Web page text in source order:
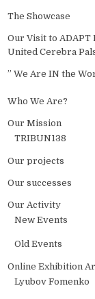
The Showcase
Our Visit to
United Cerebra
” We Are IN the
Who We Are?
Our Mission
TRIBUN138
Our projects
Our successes
Our Activity
New Events
Old Events
Online Exhibition
Lyubov Fomenko